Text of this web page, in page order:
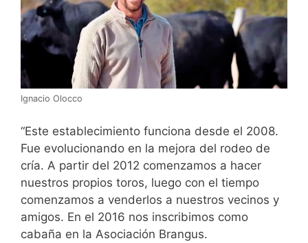
Ignacio Olocco
“Este establecimiento funciona desde el 2008.
Fue evolucionando en la mejora del rodeo de
cría. A partir del 2012 comenzamos a hacer
nuestros propios toros, luego con el tiempo
comenzamos a venderlos a nuestros vecinos y
amigos. En el 2016 nos inscribimos como
cabaña en la Asociación Brangus.